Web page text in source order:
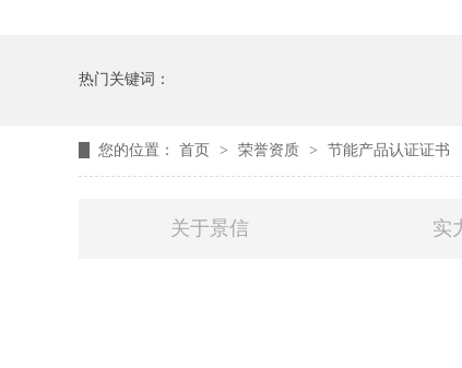
热门关键词：
您的位置： 首页 > 荣誉资质 > 节能产品认证证书
关于景信 实